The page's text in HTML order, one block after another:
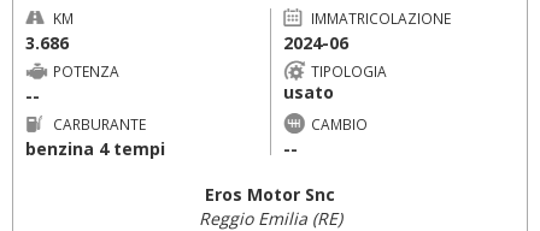
KM
3.686
IMMATRICOLAZIONE
2024-06
POTENZA
--
TIPOLOGIA
usato
CARBURANTE
benzina 4 tempi
CAMBIO
--
Eros Motor Snc
Reggio Emilia (RE)